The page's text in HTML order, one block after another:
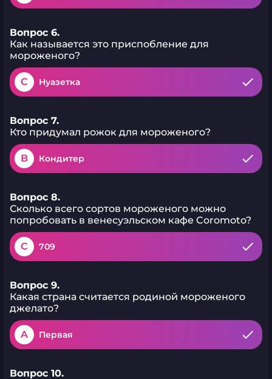
Вопрос 6.
Как называется это приспобление для
мороженого?
C Нуазетка
Вопрос 7.
Кто придумал рожок для мороженого?
B Кондитер
Вопрос 8.
Сколько всего сортов мороженого можно
попробовать в венесуэльском кафе Coromoto?
C 709
Вопрос 9.
Какая страна считается родиной мороженого
джелато?
A Первая
Вопрос 10.